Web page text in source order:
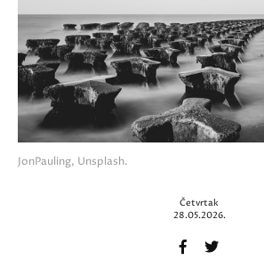
JonPauling, Unsplash.
Četvrtak
28.05.2026.